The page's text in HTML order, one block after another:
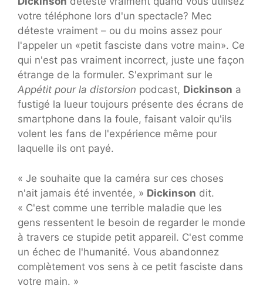
votre téléphone lors d'un spectacle? Mec
déteste vraiment – ou du moins assez pour
l'appeler un «petit fasciste dans votre main». Ce
qui n'est pas vraiment incorrect, juste une façon
étrange de la formuler. S'exprimant sur le
Appétit pour la distorsion podcast, Dickinson a
fustigé la lueur toujours présente des écrans de
smartphone dans la foule, faisant valoir qu'ils
volent les fans de l'expérience même pour
laquelle ils ont payé.
« Je souhaite que la caméra sur ces choses
n'ait jamais été inventée, » Dickinson dit.
« C'est comme une terrible maladie que les
gens ressentent le besoin de regarder le monde
à travers ce stupide petit appareil. C'est comme
un échec de l'humanité. Vous abandonnez
complètement vos sens à ce petit fasciste dans
votre main. »